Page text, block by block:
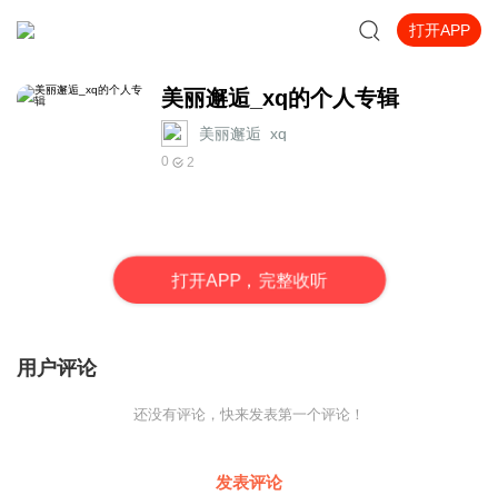
打开APP
美丽邂逅_xq的个人专辑
美丽邂逅_xq
0 2
打开APP，完整收听
用户评论
还没有评论，快来发表第一个评论！
发表评论